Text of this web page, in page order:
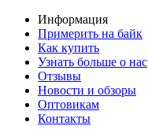
Информация
Примерить на байк
Как купить
Узнать больше о нас
Отзывы
Новости и обзоры
Оптовикам
Контакты